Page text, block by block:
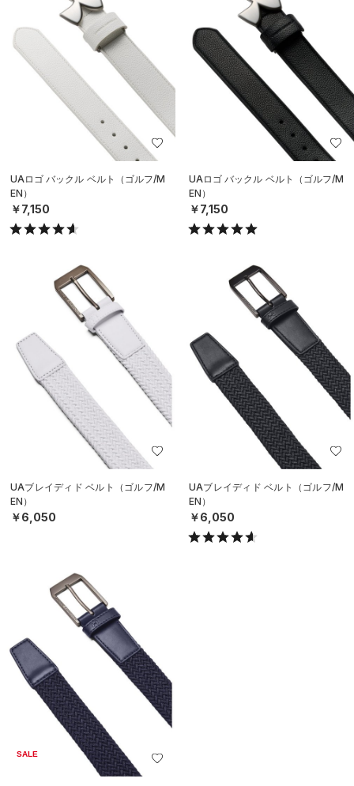
UAロゴ バックル ベルト（ゴルフ/M
EN）
￥7,150
UAロゴ バックル ベルト（ゴルフ/M
EN）
￥7,150
UAブレイディド ベルト（ゴルフ/M
EN）
￥6,050
UAブレイディド ベルト（ゴルフ/M
EN）
￥6,050
SALE